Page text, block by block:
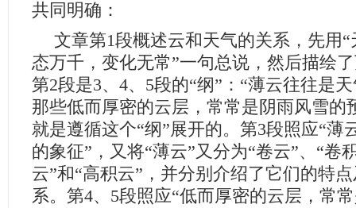
共同明确：
文章第1段概述云和天气的关系，先用
态万千，变化无常”一句总说，然后描绘
第2段是3、4、5段的“纲”：“薄云往往是
那些低而厚密的云层，常常是阴雨风雪的
就是遵循这个“纲”展开的。第3段照应“薄
的象征”，又将“薄云”又分为“卷云”、“卷
云”和“高积云”，并分别介绍了它们的特
系。第4、5段照应“低而厚密的云层，常